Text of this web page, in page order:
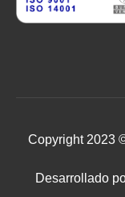
Copyright 2023
Desarrollado